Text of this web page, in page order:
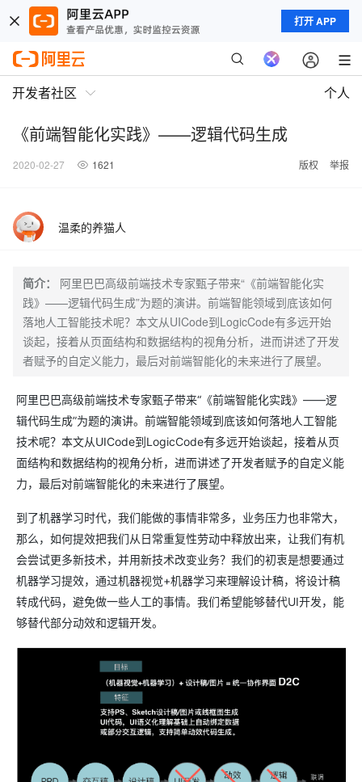
打开 APP
开发者社区 个人
《前端智能化实践》——逻辑代码生成
2020-02-27 1621 版权 举报
温柔的养猫人
简介：
阿里巴巴高级前端技术专家甄子带来“《前端智能化实
践》——逻辑代码生成”为题的演讲。前端智能领域到底该如何
落地人工智能技术呢？本文从UICode到LogicCode有多远开始
谈起，接着从页面结构和数据结构的视角分析，进而讲述了开发
者赋予的自定义能力，最后对前端智能化的未来进行了展望。
阿里巴巴高级前端技术专家甄子带来“《前端智能化实践》——逻
辑代码生成”为题的演讲。前端智能领域到底该如何落地人工智能
技术呢？本文从UICode到LogicCode有多远开始谈起，接着从页
面结构和数据结构的视角分析，进而讲述了开发者赋予的自定义能
力，最后对前端智能化的未来进行了展望。
到了机器学习时代，我们能做的事情非常多，业务压力也非常大，
那么，如何提效把我们从日常重复性劳动中释放出来，让我们有机
会尝试更多新技术，并用新技术改变业务？我们的初衷是想要通过
机器学习提效，通过机器视觉+机器学习来理解设计稿，将设计稿
转成代码，避免做一些人工的事情。我们希望能够替代UI开发，能
够替代部分动效和逻辑开发。